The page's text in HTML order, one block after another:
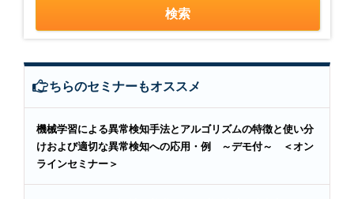
こちらのセミナーもオススメ
機械学習による異常検知手法とアルゴリズムの特徴と使い分
けおよび適切な異常検知への応用・例 ～デモ付～ ＜オン
ラインセミナー＞